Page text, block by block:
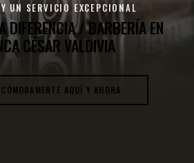
UN SERVICIO EXCEPCIONAL
DIFERENCIA /BARBERÍA EN
CÉSAR VALDIVIA
AQUÍ Y AHORA